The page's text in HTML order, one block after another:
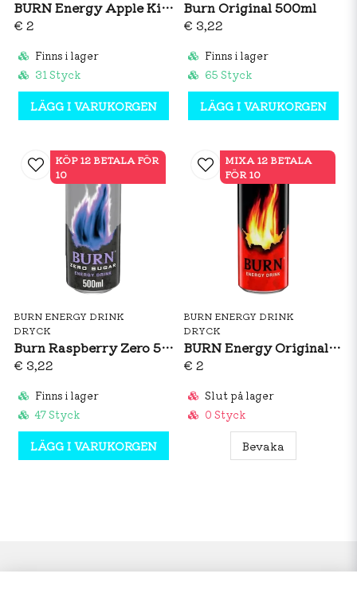
BURN Energy Apple Kiwi 250ml
€ 2
Finns i lager
31 Styck
LÄGG I VARUKORGEN
Burn Original 500ml
€ 3,22
Finns i lager
65 Styck
LÄGG I VARUKORGEN
BURN ENERGY DRINK
DRYCK
Burn Raspberry Zero 500ml
€ 3,22
Finns i lager
47 Styck
LÄGG I VARUKORGEN
KÖP 12 BETALA FÖR
10
BURN ENERGY DRINK
DRYCK
BURN Energy Original 250ml
€ 2
Slut på lager
0 Styck
Bevaka
MIXA 12 BETALA
FÖR 10